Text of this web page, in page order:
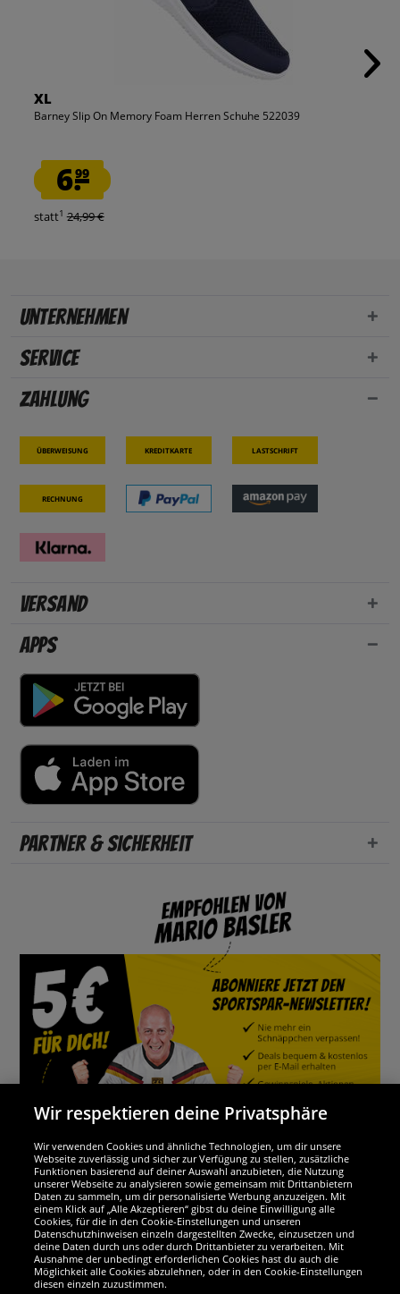
XL
Barney Slip On Memory Foam Herren Schuhe 522039
6.99
statt1 24,99 €
Unternehmen
Service
Zahlung
Überweisung Kreditkarte Lastschrift
Rechnung
Versand
Apps
Partner & Sicherheit
Wir sind ausgezeichnet
Wir respektieren deine Privatsphäre
Wir verwenden Cookies und ähnliche Technologien, um dir unsere
Webseite zuverlässig und sicher zur Verfügung zu stellen, zusätzliche
Funktionen basierend auf deiner Auswahl anzubieten, die Nutzung
unserer Webseite zu analysieren sowie gemeinsam mit Drittanbietern
Daten zu sammeln, um dir personalisierte Werbung anzuzeigen. Mit
einem Klick auf „Alle Akzeptieren“ gibst du deine Einwilligung alle
Cookies, für die in den Cookie-Einstellungen und unseren
Datenschutzhinweisen einzeln dargestellten Zwecke, einzusetzen und
deine Daten durch uns oder durch Drittanbieter zu verarbeiten. Mit
Ausnahme der unbedingt erforderlichen Cookies hast du auch die
Möglichkeit alle Cookies abzulehnen, oder in den Cookie-Einstellungen
diesen einzeln zuzustimmen.